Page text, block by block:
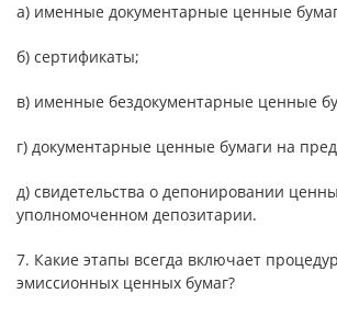
а) именные документарные ценные
б) сертификаты;
в) именные бездокументарные ценные
г) документарные ценные бумаги на
д) свидетельства о депонировании
уполномоченном депозитарии.
7. Какие этапы всегда включает
эмиссионных ценных бумаг?